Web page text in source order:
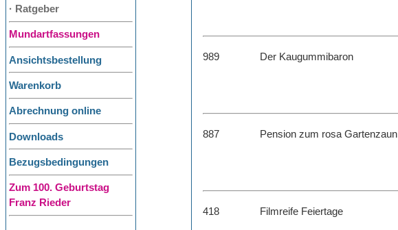
· Ratgeber
Mundartfassungen
Ansichtsbestellung
Warenkorb
Abrechnung online
Downloads
Bezugsbedingungen
Zum 100. Geburtstag
Franz Rieder
989 Der Kaugummibaron
887 Pension zum rosa Gartenzaun
418 Filmreife Feiertage